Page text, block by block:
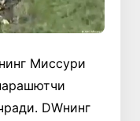
Миссури
DWнинг